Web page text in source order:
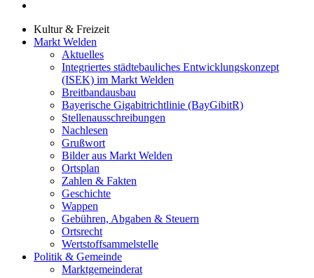
Kultur & Freizeit
Markt Welden
Aktuelles
Integriertes städtebauliches Entwicklungskonzept
(ISEK) im Markt Welden
Breitbandausbau
Bayerische Gigabitrichtlinie (BayGibitR)
Stellenausschreibungen
Nachlesen
Grußwort
Bilder aus Markt Welden
Ortsplan
Zahlen & Fakten
Geschichte
Wappen
Gebühren, Abgaben & Steuern
Ortsrecht
Wertstoffsammelstelle
Politik & Gemeinde
Marktgemeinderat